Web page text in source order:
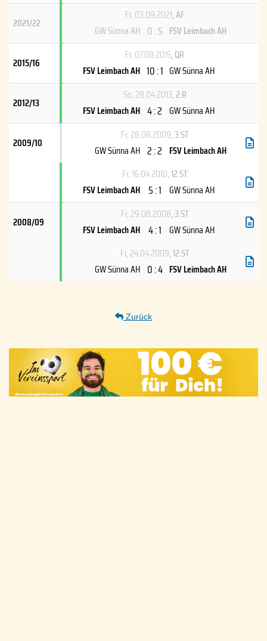
2021/22
Fr, 03.09.2021, AF
GW Sünna AH 0 : 5 FSV Leimbach AH
2015/16
Fr, 07.08.2015, QR
FSV Leimbach AH 10 : 1 GW Sünna AH
2012/13
So, 28.04.2013, 2.R
FSV Leimbach AH 4 : 2 GW Sünna AH
2009/10
Fr, 28.08.2009, 3.ST
GW Sünna AH 2 : 2 FSV Leimbach AH
Fr, 16.04.2010, 12.ST
FSV Leimbach AH 5 : 1 GW Sünna AH
2008/09
Fr, 29.08.2008, 3.ST
FSV Leimbach AH 4 : 1 GW Sünna AH
Fr, 24.04.2009, 12.ST
GW Sünna AH 0 : 4 FSV Leimbach AH
Zurück